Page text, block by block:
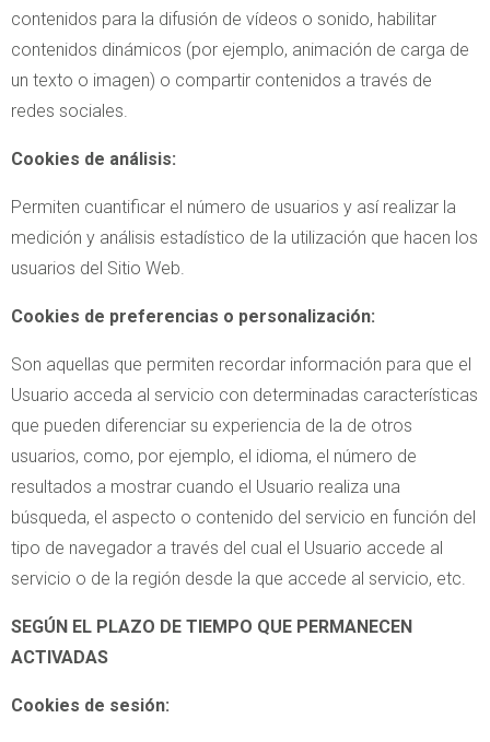
contenidos para la difusión de vídeos o sonido, habilitar
contenidos dinámicos (por ejemplo, animación de carga de
un texto o imagen) o compartir contenidos a través de
redes sociales.
Cookies de análisis:
Permiten cuantificar el número de usuarios y así realizar la
medición y análisis estadístico de la utilización que hacen los
usuarios del Sitio Web.
Cookies de preferencias o personalización:
Son aquellas que permiten recordar información para que el
Usuario acceda al servicio con determinadas características
que pueden diferenciar su experiencia de la de otros
usuarios, como, por ejemplo, el idioma, el número de
resultados a mostrar cuando el Usuario realiza una
búsqueda, el aspecto o contenido del servicio en función del
tipo de navegador a través del cual el Usuario accede al
servicio o de la región desde la que accede al servicio, etc.
SEGÚN EL PLAZO DE TIEMPO QUE PERMANECEN
ACTIVADAS
Cookies de sesión: